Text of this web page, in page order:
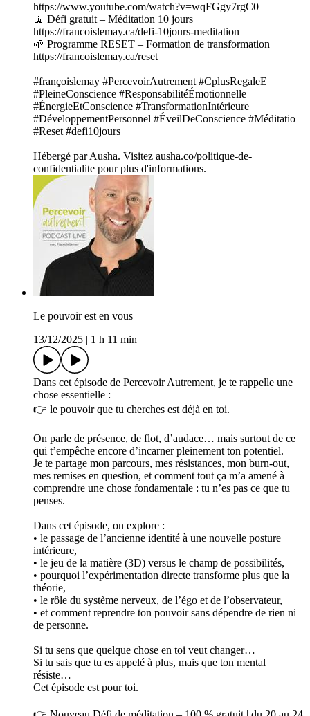
https://www.youtube.com/watch?v=wqFGgy7rgC0
🧘 Défi gratuit – Méditation 10 jours
https://francoislemay.ca/defi-10jours-meditation
🌱 Programme RESET – Formation de transformation
https://francoislemay.ca/reset
#françoislemay #PercevoirAutrement #CplusRegaleE
#PleineConscience #ResponsabilitéÉmotionnelle
#ÉnergieEtConscience #TransformationIntérieure
#DéveloppementPersonnel #ÉveilDeConscience #Méditatio
#Reset #defi10jours
Hébergé par Ausha. Visitez ausha.co/politique-de-
confidentialite pour plus d'informations.
Le pouvoir est en vous
13/12/2025
1 h 11 min
Dans cet épisode de Percevoir Autrement, je te rappelle une
chose essentielle :
👉 le pouvoir que tu cherches est déjà en toi.
On parle de présence, de flot, d’audace… mais surtout de ce
qui t’empêche encore d’incarner pleinement ton potentiel.
Je te partage mon parcours, mes résistances, mon burn-out,
mes remises en question, et comment tout ça m’a amené à
comprendre une chose fondamentale : tu n’es pas ce que tu
penses.
Dans cet épisode, on explore :
• le passage de l’ancienne identité à une nouvelle posture
intérieure,
• le jeu de la matière (3D) versus le champ de possibilités,
• pourquoi l’expérimentation directe transforme plus que la
théorie,
• le rôle du système nerveux, de l’égo et de l’observateur,
• et comment reprendre ton pouvoir sans dépendre de rien ni
de personne.
Si tu sens que quelque chose en toi veut changer…
Si tu sais que tu es appelé à plus, mais que ton mental
résiste…
Cet épisode est pour toi.